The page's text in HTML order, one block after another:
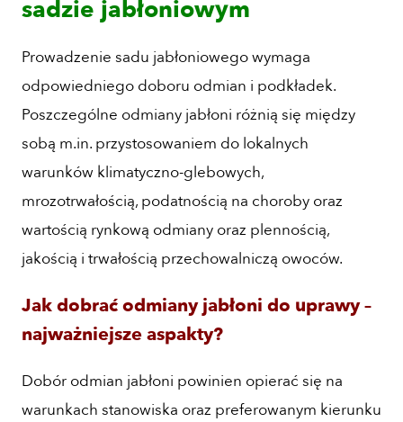
sadzie jabłoniowym
Prowadzenie sadu jabłoniowego wymaga
odpowiedniego doboru odmian i podkładek.
Poszczególne odmiany jabłoni różnią się między
sobą m.in. przystosowaniem do lokalnych
warunków klimatyczno-glebowych,
mrozotrwałością, podatnością na choroby oraz
wartością rynkową odmiany oraz plennością,
jakością i trwałością przechowalniczą owoców.
Jak dobrać odmiany jabłoni do uprawy –
najważniejsze aspakty?
Dobór odmian jabłoni powinien opierać się na
warunkach stanowiska oraz preferowanym kierunku